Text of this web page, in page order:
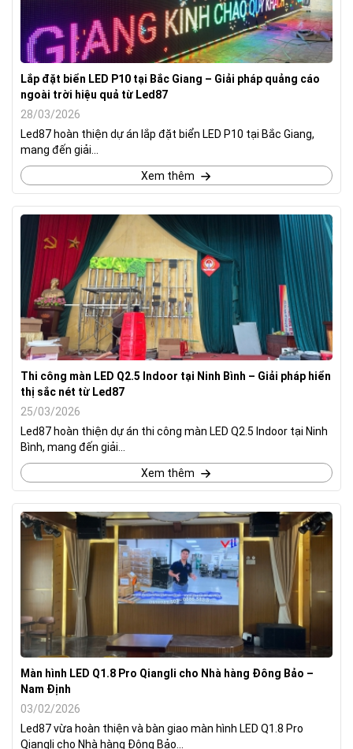
Lắp đặt biển LED P10 tại Bắc Giang – Giải pháp quảng cáo
ngoài trời hiệu quả từ Led87
28/03/2026
Led87 hoàn thiện dự án lắp đặt biển LED P10 tại Bắc Giang,
mang đến giải...
Xem thêm
Thi công màn LED Q2.5 Indoor tại Ninh Bình – Giải pháp hiển
thị sắc nét từ Led87
25/03/2026
Led87 hoàn thiện dự án thi công màn LED Q2.5 Indoor tại Ninh
Bình, mang đến giải...
Xem thêm
Màn hình LED Q1.8 Pro Qiangli cho Nhà hàng Đông Bảo –
Nam Định
03/02/2026
Led87 vừa hoàn thiện và bàn giao màn hình LED Q1.8 Pro
Qiangli cho Nhà hàng Đông Bảo...